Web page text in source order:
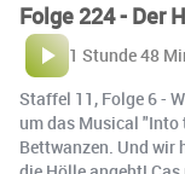
Folge 224 - Der
1 Stunde 48
Staffel 11, Folge 6 -
um das Musical "Into
Bettwanzen. Und wir